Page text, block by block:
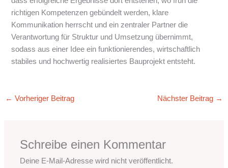
richtigen Kompetenzen gebündelt werden, klare
Kommunikation herrscht und ein zentraler Partner die
Verantwortung für Struktur und Umsetzung übernimmt,
sodass aus einer Idee ein funktionierendes, wirtschaftlich
stabiles und hochwertig realisiertes Bauprojekt entsteht.
← Vorheriger Beitrag Nächster Beitrag →
Schreibe einen Kommentar
Deine E-Mail-Adresse wird nicht veröffentlicht.